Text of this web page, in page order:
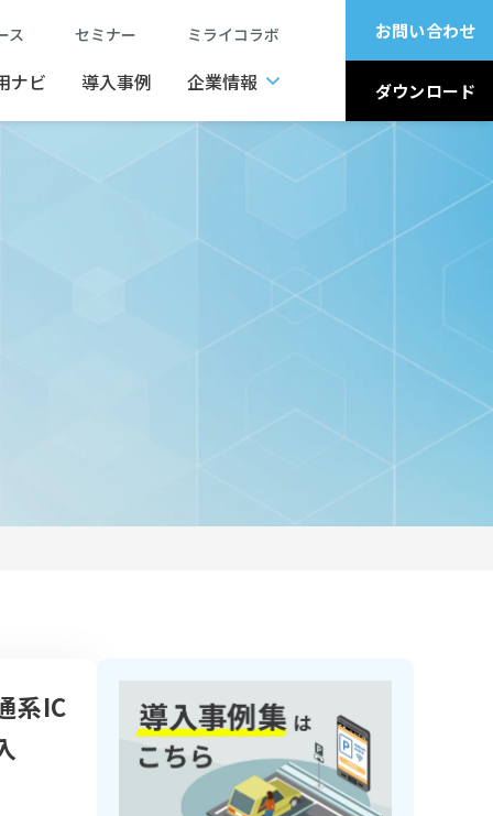
ス セミナー ミライコラボ
ナビ 導入事例 企業情報
お問い合わせ
ダウンロード
系IC